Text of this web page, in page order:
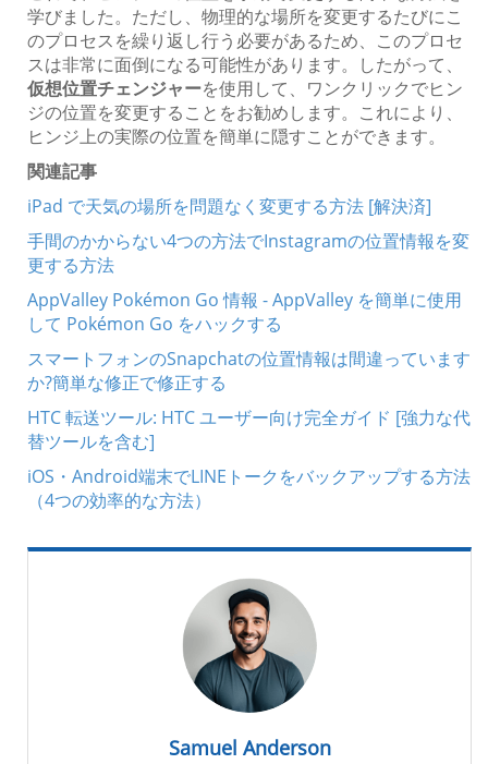
学びました。ただし、物理的な場所を変更するたびにこ
のプロセスを繰り返し行う必要があるため、このプロセ
スは非常に面倒になる可能性があります。したがって、
仮想位置チェンジャーを使用して、ワンクリックでヒン
ジの位置を変更することをお勧めします。これにより、
ヒンジ上の実際の位置を簡単に隠すことができます。
関連記事
iPad で天気の場所を問題なく変更する方法 [解決済]
手間のかからない4つの方法でInstagramの位置情報を変
更する方法
AppValley Pokémon Go 情報 - AppValley を簡単に使用
して Pokémon Go をハックする
スマートフォンのSnapchatの位置情報は間違っています
か?簡単な修正で修正する
HTC 転送ツール: HTC ユーザー向け完全ガイド [強力な代
替ツールを含む]
iOS・Android端末でLINEトークをバックアップする方法
（4つの効率的な方法）
Samuel Anderson